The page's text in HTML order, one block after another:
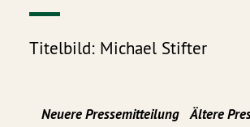
Titelbild: Michael Stifter
Neuere Pressemitteilung Ältere